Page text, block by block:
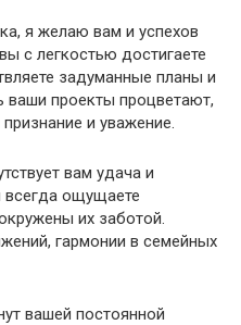
я желаю вам и успехов
с легкостью достигаете
задуманные планы и
ваши проекты процветают,
и уважение.
вам удача и
всегда ощущаете
их заботой.
гармонии в семейных
вашей постоянной